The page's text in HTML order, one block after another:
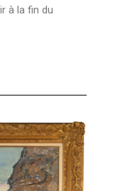
à la fin du